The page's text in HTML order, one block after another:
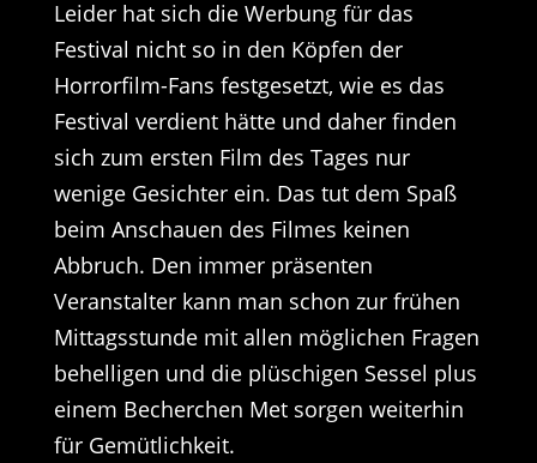
Leider hat sich die Werbung für das
Festival nicht so in den Köpfen der
Horrorfilm-Fans festgesetzt, wie es das
Festival verdient hätte und daher finden
sich zum ersten Film des Tages nur
wenige Gesichter ein. Das tut dem Spaß
beim Anschauen des Filmes keinen
Abbruch. Den immer präsenten
Veranstalter kann man schon zur frühen
Mittagsstunde mit allen möglichen Fragen
behelligen und die plüschigen Sessel plus
einem Becherchen Met sorgen weiterhin
für Gemütlichkeit.